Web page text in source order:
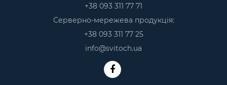
+38 093 311 77 71
Серверно-мережева продукція:
+38 093 311 77 25
info@svitoch.ua